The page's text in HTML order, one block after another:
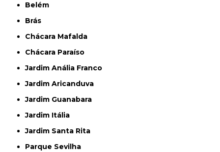
Belém
Brás
Chácara Mafalda
Chácara Paraíso
Jardim Anália Franco
Jardim Aricanduva
Jardim Guanabara
Jardim Itália
Jardim Santa Rita
Parque Sevilha